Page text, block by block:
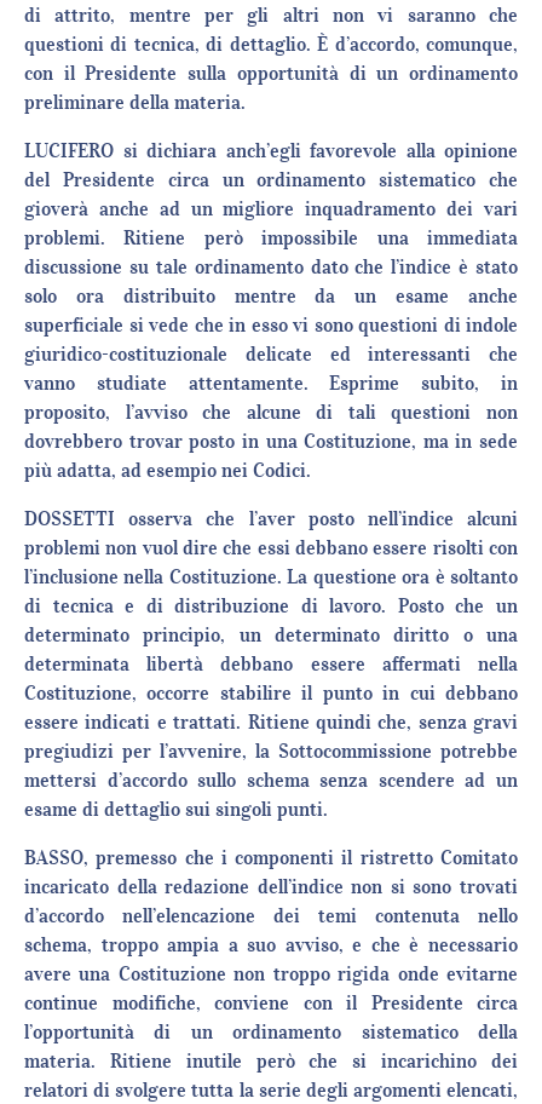
di attrito, mentre per gli altri non vi saranno che
questioni di tecnica, di dettaglio. È d’accordo, comunque,
con il Presidente sulla opportunità di un ordinamento
preliminare della materia.
LUCIFERO si dichiara anch’egli favorevole alla opinione
del Presidente circa un ordinamento sistematico che
gioverà anche ad un migliore inquadramento dei vari
problemi. Ritiene però impossibile una immediata
discussione su tale ordinamento dato che l’indice è stato
solo ora distribuito mentre da un esame anche
superficiale si vede che in esso vi sono questioni di indole
giuridico-costituzionale delicate ed interessanti che
vanno studiate attentamente. Esprime subito, in
proposito, l’avviso che alcune di tali questioni non
dovrebbero trovar posto in una Costituzione, ma in sede
più adatta, ad esempio nei Codici.
DOSSETTI osserva che l’aver posto nell’indice alcuni
problemi non vuol dire che essi debbano essere risolti con
l’inclusione nella Costituzione. La questione ora è soltanto
di tecnica e di distribuzione di lavoro. Posto che un
determinato principio, un determinato diritto o una
determinata libertà debbano essere affermati nella
Costituzione, occorre stabilire il punto in cui debbano
essere indicati e trattati. Ritiene quindi che, senza gravi
pregiudizi per l’avvenire, la Sottocommissione potrebbe
mettersi d’accordo sullo schema senza scendere ad un
esame di dettaglio sui singoli punti.
BASSO, premesso che i componenti il ristretto Comitato
incaricato della redazione dell’indice non si sono trovati
d’accordo nell’elencazione dei temi contenuta nello
schema, troppo ampia a suo avviso, e che è necessario
avere una Costituzione non troppo rigida onde evitarne
continue modifiche, conviene con il Presidente circa
l’opportunità di un ordinamento sistematico della
materia. Ritiene inutile però che si incarichino dei
relatori di svolgere tutta la serie degli argomenti elencati,